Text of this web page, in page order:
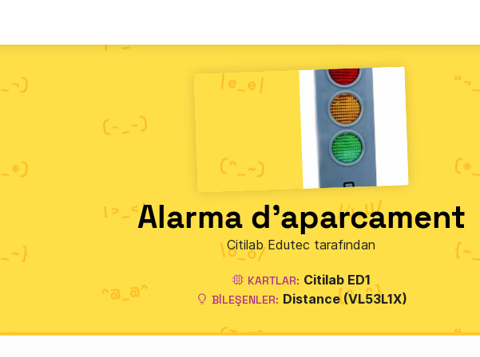
Alarma d'aparcament
Citilab Edutec tarafından
KARTLAR: Citilab ED1
BILEŞENLER: Distance (VL53L1X)